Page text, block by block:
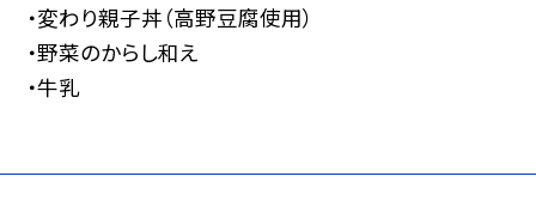
・変わり親子丼（高野豆腐使用）
・野菜のからし和え
・牛乳